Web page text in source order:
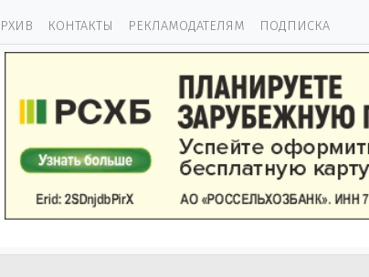
КОНТАКТЫ РЕКЛАМОДАТЕЛЯМ ПОДПИСКА